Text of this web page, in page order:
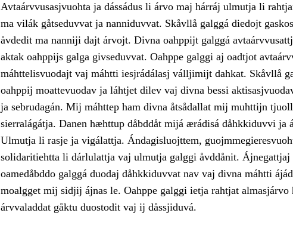
Avtaárvvusasjvuohta ja dássádus li árvo maj hárráj ulmutja li
ma vilák gåtseduvvat ja nanniduvvat. Skåvllå galggá diedojt
åvdedit ma nanniji dajt árvojt. Divna oahppijt galggá
aktak oahppijs galga givseduvvat. Oahppe galggi aj oadtjot
máhttelisvuodajt vaj máhtti iesjrádálasj válljimijt dahkat. Skåvllå
oahppij moattevuodav ja láhtjet dilev vaj divna bessi
ja sebrudagán. Mij máhttep ham divna åtsådallat mij muhttijn
sierralágátja. Danen hæhttup dåbddåt mijá ærádisá dåhkkiduvvi ja
Ulmutja li rasje ja vigálattja. Ándagisluojttem,
solidaritiehtta li dárlulattja vaj ulmutja galggi åvddånit. Ájnegattjaj
oamedåbddo galggá duodaj dåhkkiduvvat nav vaj divna máhtti
moalgget mij sidjij ájnas le. Oahppe galggi ietja rahtjat almasjárvo
árvvaladdat gåktu duostodit vaj ij dåssjiduvá.